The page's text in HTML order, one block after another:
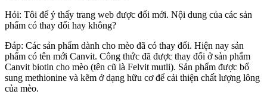
Hỏi: Tôi để ý thấy trang web được đổi mới. Nội dung của các sản
phẩm có thay đổi hay không?
Đáp: Các sản phẩm dành cho mèo đã có thay đổi. Hiện nay sản
phẩm có tên mới Canvit. Công thức đã được thay đổi ở sản phẩm
Canvit biotin cho mèo (tên cũ là Felvit mutli). Sản phẩm được bổ
sung methionine và kẽm ở dạng hữu cơ để cải thiện chất lượng lông
của mèo.